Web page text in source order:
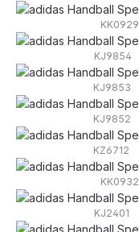
KK0929
KJ9854
KJ9853
KJ9852
KZ6712
KK0932
KJ2401